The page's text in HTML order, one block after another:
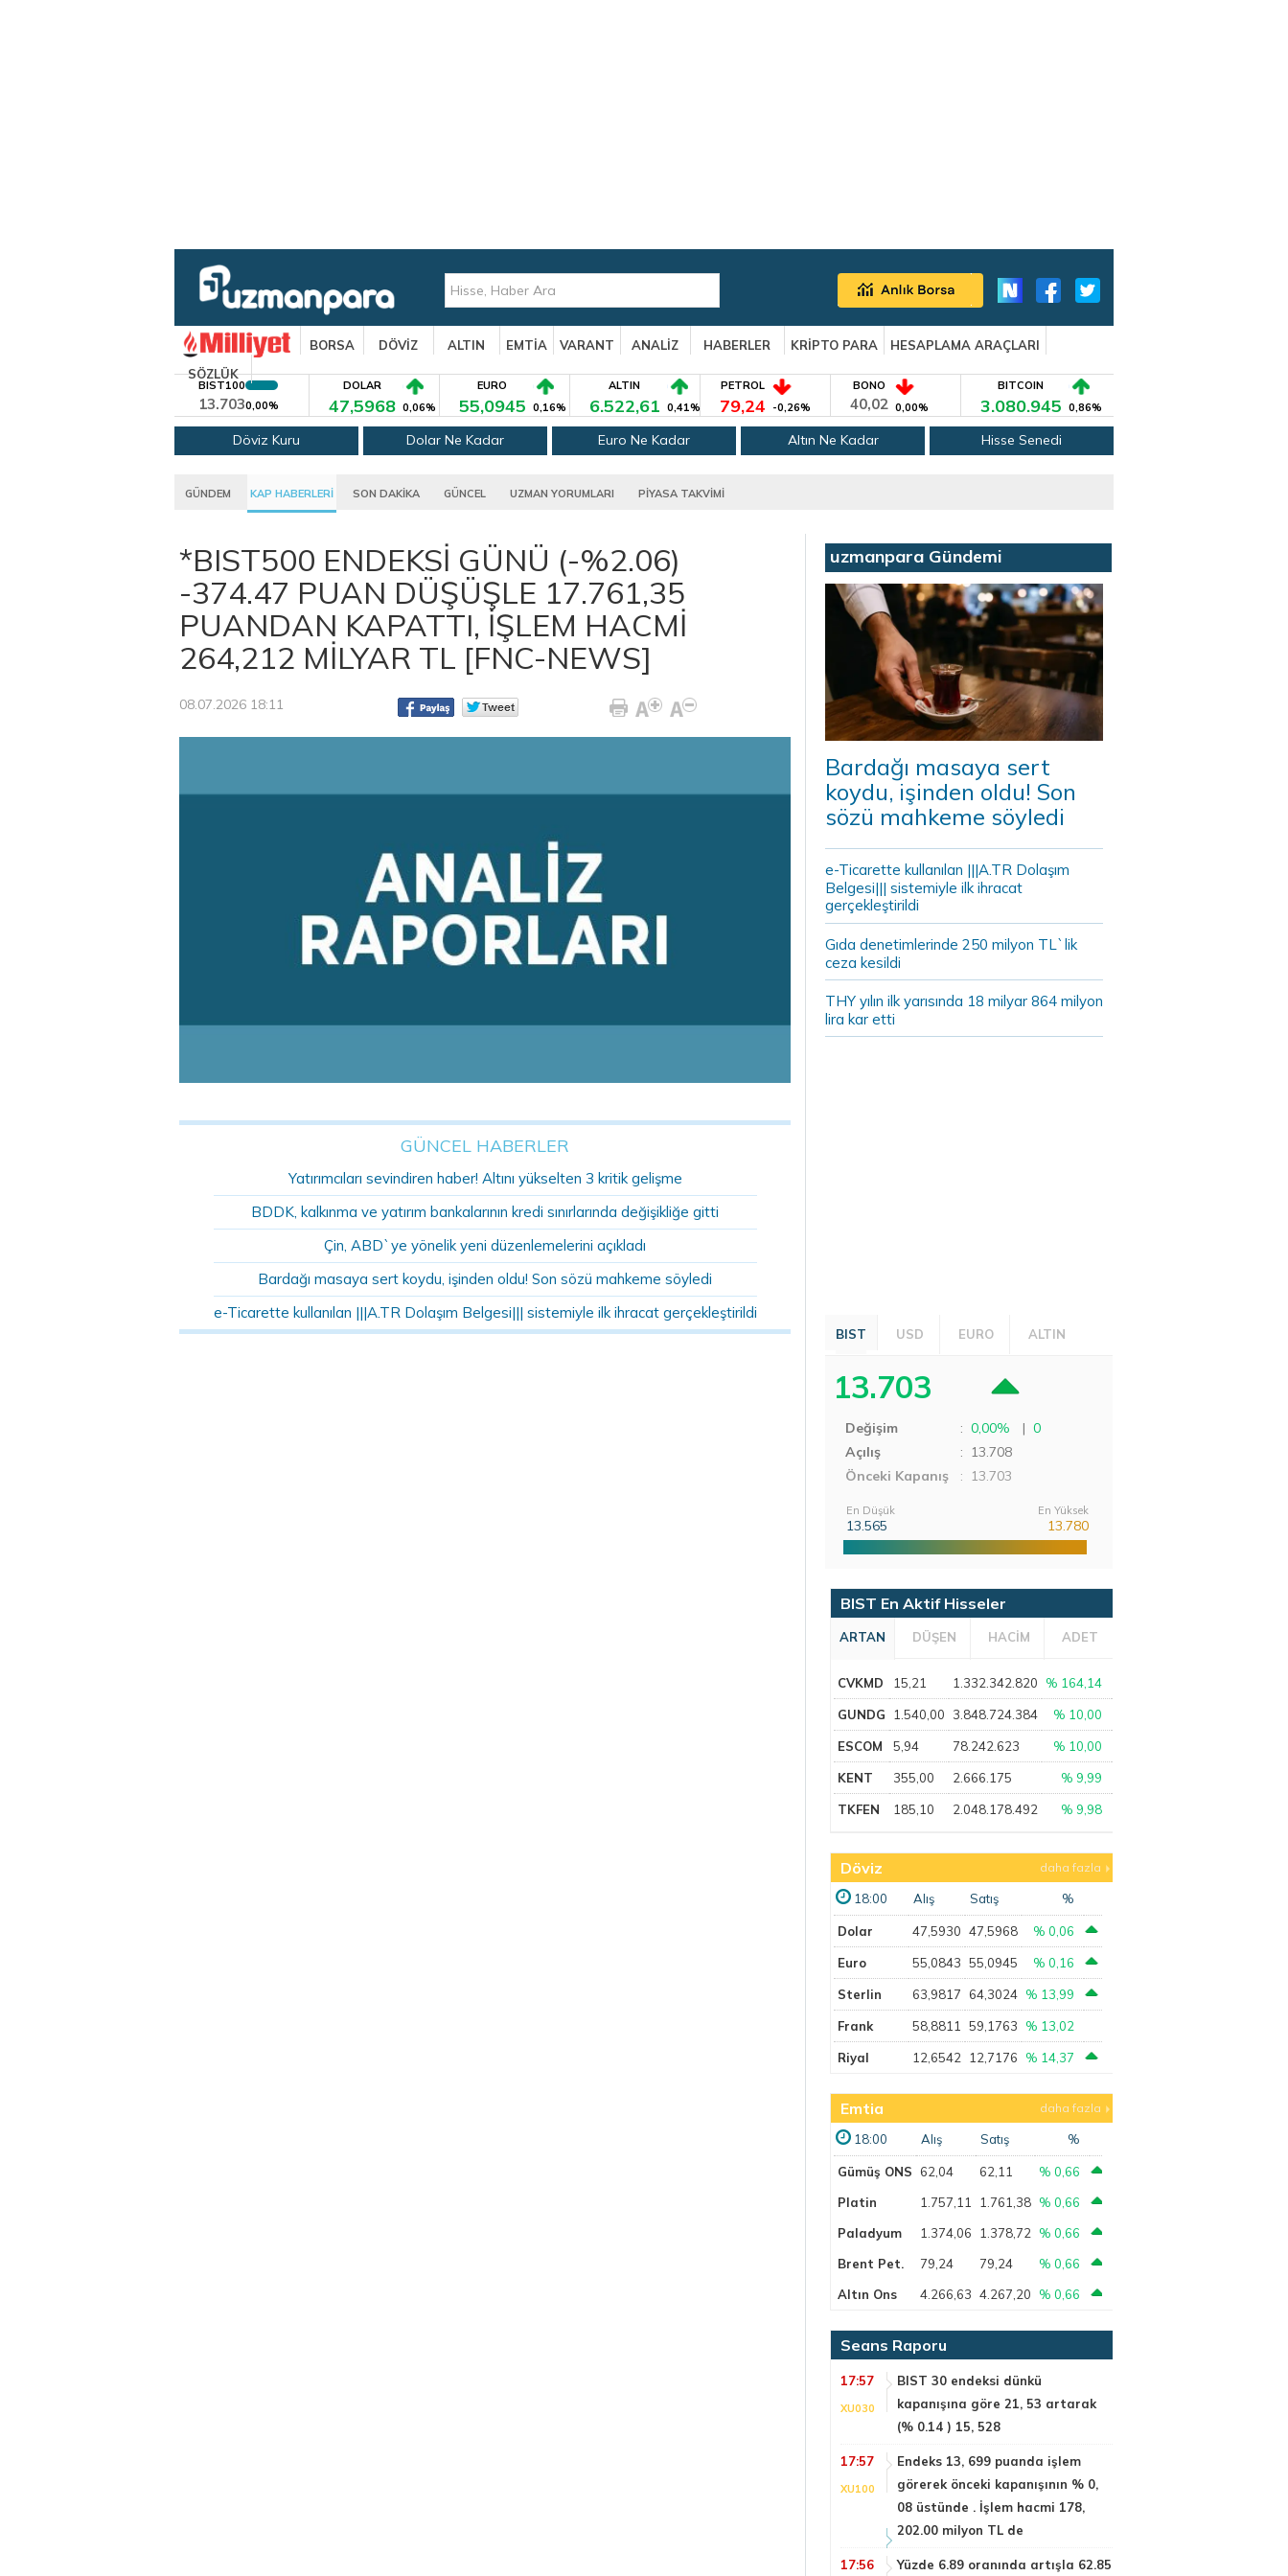
BORSA DÖVİZ ALTIN EMTİA VARANT ANALİZ HABERLER KRİPTO PARA
HESAPLAMA ARAÇLARI
SÖZLÜK
BIST100
13.7030,00%
DOLAR
47,5968 0,06%
EURO
55,0945 0,16%
ALTIN
6.522,61 0,41%
PETROL
79,24 -0,26%
BONO
40,02 0,00%
BITCOIN
3.080.945 0,86%
Döviz Kuru Dolar Ne Kadar Euro Ne Kadar Altın Ne Kadar Hisse Senedi
GÜNDEM KAP HABERLERİ SON DAKİKA GÜNCEL UZMAN YORUMLARI PİYASA TAKVİMİ
*BIST500 ENDEKSİ GÜNÜ (-%2.06)
-374.47 PUAN DÜŞÜŞLE 17.761,35
PUANDAN KAPATTI, İŞLEM HACMİ
264,212 MİLYAR TL [FNC-NEWS]
08.07.2026 18:11
GÜNCEL HABERLER
Yatırımcıları sevindiren haber! Altını yükselten 3 kritik gelişme
BDDK, kalkınma ve yatırım bankalarının kredi sınırlarında değişikliğe gitti
Çin, ABD`ye yönelik yeni düzenlemelerini açıkladı
Bardağı masaya sert koydu, işinden oldu! Son sözü mahkeme söyledi
e-Ticarette kullanılan |||A.TR Dolaşım Belgesi||| sistemiyle ilk ihracat gerçekleştirildi
uzmanpara Gündemi
Bardağı masaya sert
koydu, işinden oldu! Son
sözü mahkeme söyledi
e-Ticarette kullanılan |||A.TR Dolaşım
Belgesi||| sistemiyle ilk ihracat
gerçekleştirildi
Gıda denetimlerinde 250 milyon TL`lik
ceza kesildi
THY yılın ilk yarısında 18 milyar 864 milyon
lira kar etti
BIST USD EURO ALTIN
13.703
Değişim : 0,00% | 0
Açılış
: 13.708
Önceki Kapanış
: 13.703
En Düşük
13.565
En Yüksek
13.780
BIST En Aktif Hisseler
ARTAN DÜŞEN HACİM ADET
CVKMD 15,21 1.332.342.820 % 164,14
GUNDG 1.540,00 3.848.724.384 % 10,00
ESCOM 5,94 78.242.623 % 10,00
KENT 355,00 2.666.175 % 9,99
TKFEN 185,10 2.048.178.492 % 9,98
Döviz daha fazla
18:00 Alış Satış %
Dolar 47,5930 47,5968 % 0,06
Euro 55,0843 55,0945 % 0,16
Sterlin 63,9817 64,3024 % 13,99
Frank 58,8811 59,1763 % 13,02
Riyal 12,6542 12,7176 % 14,37
Emtia daha fazla
18:00 Alış Satış %
Gümüş ONS 62,04 62,11
% 0,66
Platin
1.757,11 1.761,38 % 0,66
Paladyum
1.374,06 1.378,72
% 0,66
Brent Pet.
79,24 79,24
% 0,66
Altın Ons
4.266,63 4.267,20 % 0,66
Seans Raporu
17:57
XU030
BIST 30 endeksi dünkü
kapanışına göre 21, 53 artarak
(% 0.14 ) 15, 528
17:57
XU100
Endeks 13, 699 puanda işlem
görerek önceki kapanışının % 0,
08 üstünde . İşlem hacmi 178,
202.00 milyon TL de
17:56
Yüzde 6.89 oranında artışla 62.85